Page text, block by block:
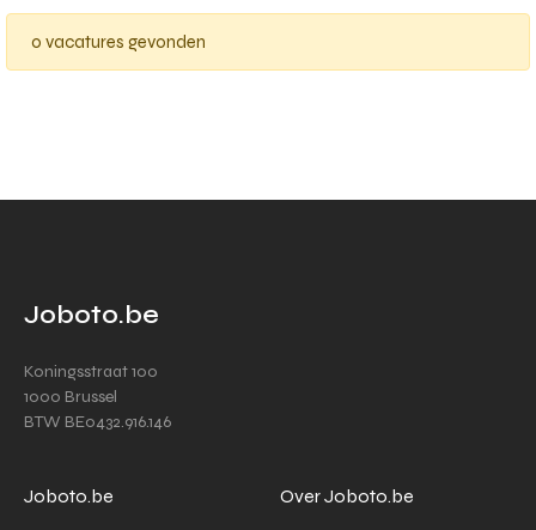
0 vacatures gevonden
Joboto.be
Koningsstraat 100
1000 Brussel
BTW BE0432.916.146
Joboto.be Over Joboto.be